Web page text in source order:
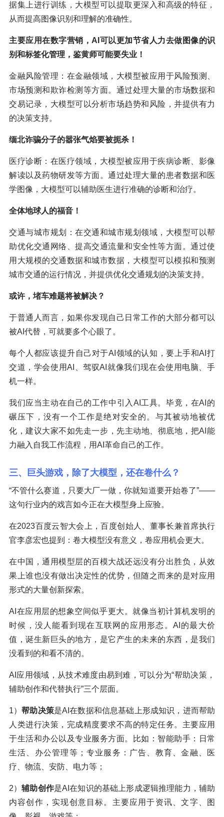
据集上进行训练，大模型可以提取更深入和高级的特征，
从而提高图像识别和理解的准确性。
主要应用在数字营销，AI可以更加节省人力去做图像的识
别和标签化管理，鉴黄师可能要失业！
金融风险管理：在金融领域，大模型被应用于风险预测、
市场预测和欺诈检测等方面。通过处理大量的市场数据和
交易记录，大模型可以分析市场趋势和风险，并提供有力
的决策支持。
缅北诈骗分子的嚣张气焰要被扼杀！
医疗诊断：在医疗领域，大模型被应用于疾病诊断、影像
解读以及药物研发等方面。通过处理大量的患者数据和医
学图像，大模型可以辅助医生进行准确的诊断和治疗。
全体地球人的福音！
交通与城市规划：在交通和城市规划领域，大模型可以帮
助优化交通网络、提高交通流量和安全性等方面。通过使
用大规模的交通数据和城市数据，大模型可以模拟和预测
城市交通的运行情况，并提供优化交通规划的决策支持。
或许，堵车难题将被解决？
于普通人而言，如果你发现自己日常工作的大部分都可以
被AI代替，可就要多个心眼了。
每个人都应该提升自己对于AI领域的认知，要上手和AI打
交道，学会使用AI、驾驭AI就像我们现在会使用电脑、手
机一样。
我们应当主动在自己的工作中引入AI工具。毕竟，在AI的
碾压下，没有一个工作是绝对安全的。与其被动地被优
化，建议大家不如先走一步，先主动地、彻底地，把AI能
力融入自我工作流程，用AI革命自己的工作。
三、巨头游戏，除了大模型，还在卷什么？
“不管什么赛道，只要大厂一做，你就知道要开始卷了”——
这句行业内的戏言如今正在大模型身上应验。
在2023百度云智大会上，百度创始人、董事长兼首席执行
官李彦宏也提到：卷大模型没有意义，卷应用机会更大。
在中国，通用模型层的百模大战还远没有分出胜负，从效
果上谁也没有做出决定性的优势，但随之而来的是对应用
形式的大量创新探索。
AI在应用层的想象空间似乎更大。就像当初计算机发明的
时候，没人能看到现在互联网的应用形态。AI的最大价
值，诞生新巨头的地方，是它产生的未来的东西，是我们
没看到的和看不清的。
AI应用领域，从技术难度由易到难，可以分为“帮助决策，
辅助创作和代替执行”三个层面。
1）帮助决策是AI在数据和信息基础上形成知识，进而帮助
人类进行决策，完成精度要求不高的特定任务。主要应用
于生活和办公以及专业服务方面。比如：智能助手：日常
生活、办公管理等；专业服务：广告、教育、金融、医
疗、物流、安防、电力等；
2）辅助创作是AI在知识的基础上形成逻辑推理能力，辅助
内容创作，实现创意目标。主要应用于资讯、文字、图